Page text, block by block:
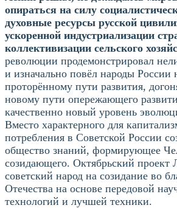
опираться на силу
духовные ресурсы русской
ускоренной индустриализации
коллективизации сельского
революции продемонстрировал
и изначально повёл народы России
проторённому пути развития,
новому пути опережающего
качественно новый уровень
Вместо характерного для
потребления в Советской России
общество знаний, формирующее
созидающего. Октябрьский проект
советский народ на созидание во
Отечества на основе передовой
технологий и лучшей техники.